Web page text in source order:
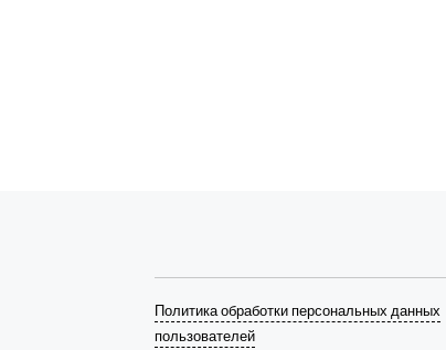
Политика обработки персональных данных
пользователей